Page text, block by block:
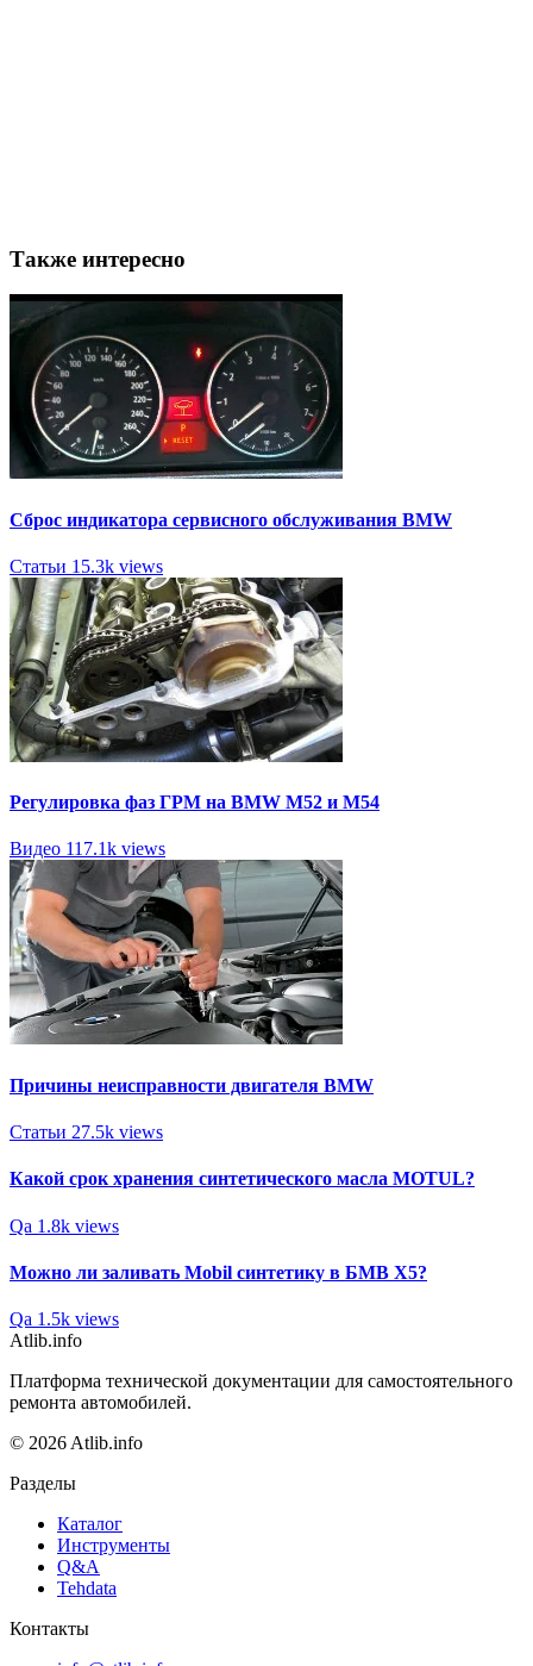
Также интересно
Сброс индикатора сервисного обслуживания BMW
Статьи 15.3k views
Регулировка фаз ГРМ на BMW M52 и M54
Видео 117.1k views
Причины неисправности двигателя BMW
Статьи 27.5k views
Какой срок хранения cинтетического масла MOTUL?
Qa 1.8k views
Можно ли заливать Mobil синтетику в БМВ Х5?
Qa 1.5k views
Atlib.info
Платформа технической документации для самостоятельного
ремонта автомобилей.
© 2026 Atlib.info
Разделы
Каталог
Инструменты
Q&A
Tehdata
Контакты